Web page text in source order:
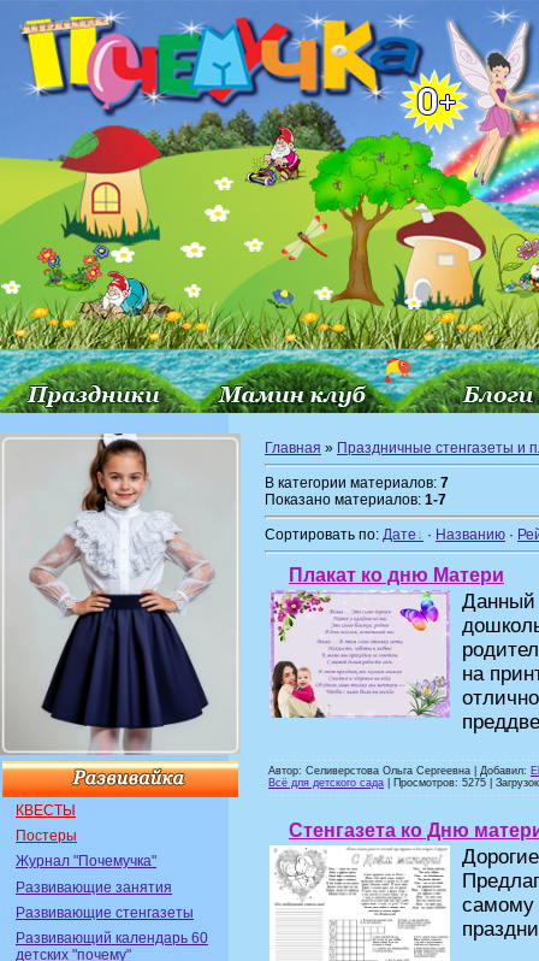
КВЕСТЫ
Постеры
Журнал "Почемучка"
Развивающие занятия
Развивающие стенгазеты
Развивающий календарь 60
детских "почему"
Главная » Праздничные стенгазеты и
В категории материалов: 7
Показано материалов: 1-7
Сортировать по: Дате · Названию ·
Плакат ко дню Матери
на
Автор: Селиверстова Ольга Сергеевна | Добавил:
Всё для детского сада | Просмотров: 5275 |
Стенгазета ко Дню
самому